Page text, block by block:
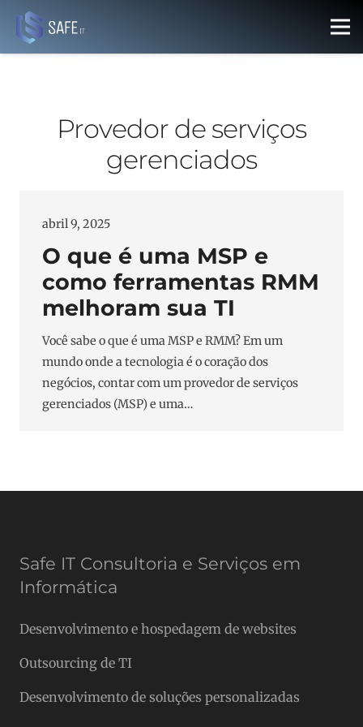
Provedor de serviços
gerenciados
abril 9, 2025
O que é uma MSP e
como ferramentas RMM
melhoram sua TI
Você sabe o que é uma MSP e RMM? Em um
mundo onde a tecnologia é o coração dos
negócios, contar com um provedor de serviços
gerenciados (MSP) e uma…
Safe IT Consultoria e Serviços em
Informática
Desenvolvimento e hospedagem de websites
Outsourcing de TI
Desenvolvimento de soluções personalizadas